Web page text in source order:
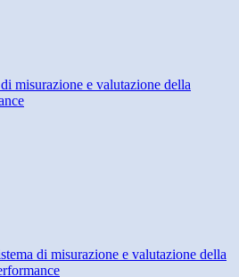
misurazione e valutazione della
di misurazione e valutazione della